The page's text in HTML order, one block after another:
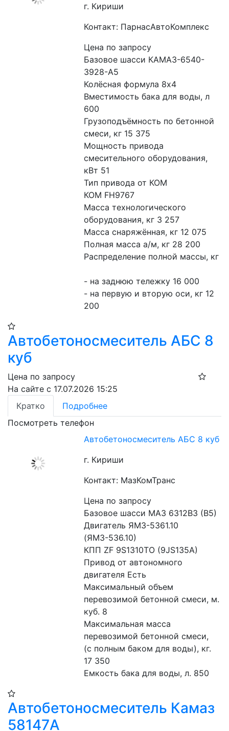
г. Кириши
Контакт: ПарнасАвтоКомплекс
Цена по запросу
Базовое шасси КАМАЗ-6540-
3928-А5
Колёсная формула 8х4
Вместимость бака для воды, л
600
Грузоподъёмность по бетонной
смеси, кг 15 375
Мощность привода
смесительного оборудования,
кВт 51
Тип привода от КОМ
КОМ FH9767
Масса технологического
оборудования, кг 3 257
Масса снаряжённая, кг 12 075
Полная масса а/м, кг 28 200
Распределение полной массы, кг
- на заднюю тележку 16 000
- на первую и вторую оси, кг 12
200
Автобетоносмеситель АБС 8
куб
Цена по запросу
На сайте с 17.07.2026 15:25
Кратко
Подробнее
Посмотреть телефон
Автобетоносмеситель АБС 8 куб
г. Кириши
Контакт: МазКомТранс
Цена по запросу
Базовое шасси МАЗ 6312В3 (В5)
Двигатель ЯМЗ-5361.10
(ЯМЗ-536.10)
КПП ZF 9S1310TO (9JS135A)
Привод от автономного
двигателя Есть
Максимальный объем
перевозимой бетонной смеси, м.
куб. 8
Максимальная масса
перевозимой бетонной смеси,
(с полным баком для воды), кг.
17 350
Емкость бака для воды, л. 850
Автобетоносмеситель Камаз
58147A